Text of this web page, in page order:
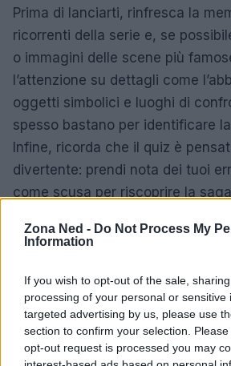
Zona Ned - Do Not Process My
Information
If you wish to opt-out of the sale,
processing of your personal or sensitive
targeted advertising by us, please use
section to confirm your selection.
opt-out request is processed you may
Prima di lanciarti, rinfresca la
ricorrenti della serie e, se
o immagini delle scene più
l’attenzione su dettagli come
oggetti simbolici e luoghi di
spesso bastano per identificare
Infine, ricorda che il quiz è
divertente: prendi nota dei tuoi
come scusa per riscoprire la
grado di elencare tutte le 12
Quando hai finito, torna qui e
risultato: qual è la tuafinal girl
La comunità di appassionati è